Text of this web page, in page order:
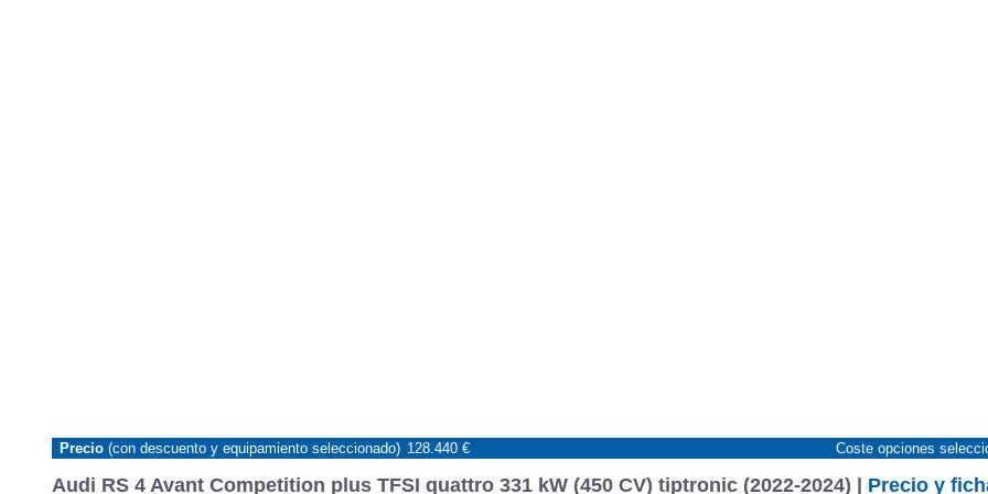
Audi RS 4 Avant Competition plus TFSI quattro 331 kW (450 CV) tiptronic (2022-2024) | Precio y
Precio (con descuento y equipamiento seleccionado) 128.440 € Coste opciones